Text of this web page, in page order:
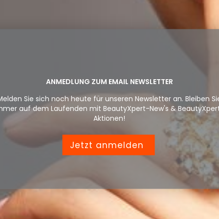
ANMEDLUNG ZUM EMAIL NEWSLETTER
Sie sich noch heute für unseren Newsletter an. Bleiben
auf dem Laufenden mit BeautyXpert-New's &
Aktionen!
Jetzt anmelden